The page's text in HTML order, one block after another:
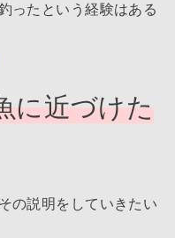
ったという経験はある
に近づけた
の説明をしていきたい